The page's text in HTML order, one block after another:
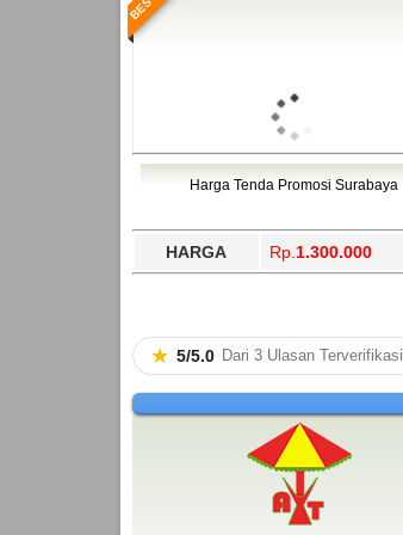
Harga Tenda Promosi Surabaya
HARGA Rp. 1.300.000
★ 5/5.0 Dari 3 Ulasan Terverifikasi